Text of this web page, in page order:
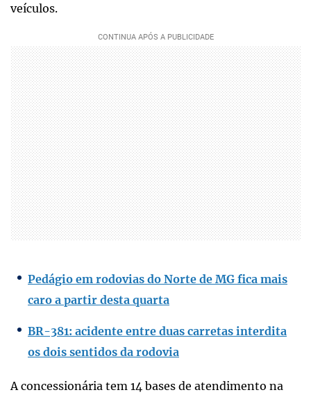
veículos.
Pedágio em rodovias do Norte de MG fica mais
caro a partir desta quarta
BR-381: acidente entre duas carretas interdita
os dois sentidos da rodovia
A concessionária tem 14 bases de atendimento na